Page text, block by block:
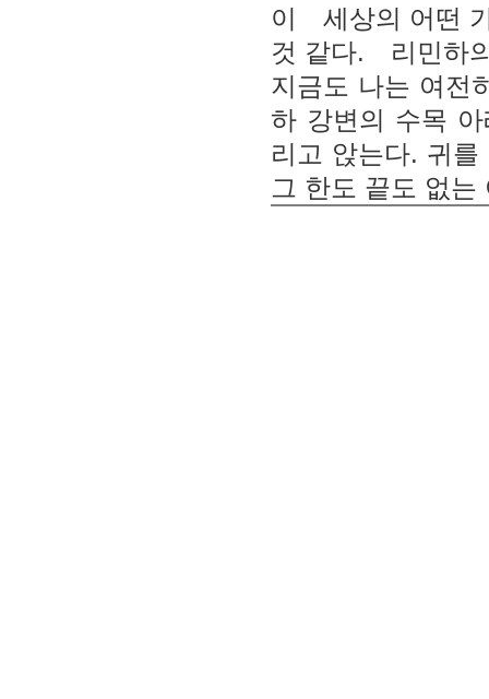
이 세상의 어떤
것 같다. 리민하
지금도 나는 여전
하 강변의 수목
리고 앉는다. 귀
그 한도 끝도 없는